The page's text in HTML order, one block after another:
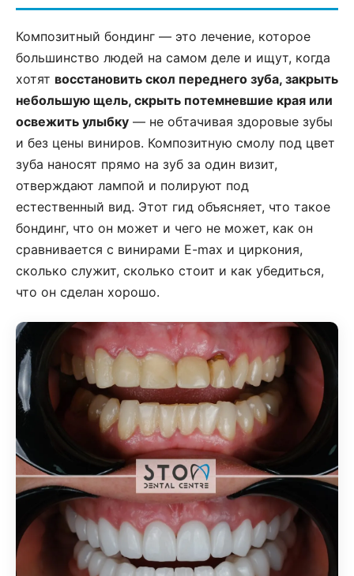
Композитный бондинг — это лечение, которое
большинство людей на самом деле и ищут, когда
хотят восстановить скол переднего зуба, закрыть
небольшую щель, скрыть потемневшие края или
освежить улыбку — не обтачивая здоровые зубы
и без цены виниров. Композитную смолу под цвет
зуба наносят прямо на зуб за один визит,
отверждают лампой и полируют под
естественный вид. Этот гид объясняет, что такое
бондинг, что он может и чего не может, как он
сравнивается с винирами E-max и циркония,
сколько служит, сколько стоит и как убедиться,
что он сделан хорошо.